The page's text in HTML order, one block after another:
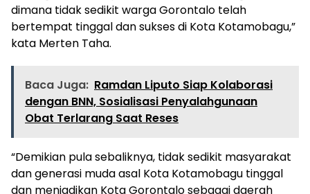
dimana tidak sedikit warga Gorontalo telah
bertempat tinggal dan sukses di Kota Kotamobagu,”
kata Merten Taha.
Baca Juga: Ramdan Liputo Siap Kolaborasi
dengan BNN, Sosialisasi Penyalahgunaan
Obat Terlarang Saat Reses
“Demikian pula sebaliknya, tidak sedikit masyarakat
dan generasi muda asal Kota Kotamobagu tinggal
dan menjadikan Kota Gorontalo sebagai daerah